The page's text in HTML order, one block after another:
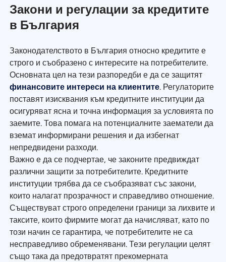
Закони и регулации за кредитите
в България
Законодателството в България относно кредитите е
строго и съобразено с интересите на потребителите.
Основната цел на тези разпоредби е да се защитят
финансовите интереси на клиентите. Регулаторите
поставят изисквания към кредитните институции да
осигуряват ясна и точна информация за условията по
заемите. Това помага на потенциалните заематели да
вземат информирани решения и да избегнат
непредвидени разходи.
Важно е да се подчертае, че законите предвиждат
различни защити за потребителите. Кредитните
институции трябва да се съобразяват със закони,
които налагат прозрачност и справедливо отношение.
Съществуват строго определени граници за лихвите и
таксите, които фирмите могат да начисляват, като по
този начин се гарантира, че потребителите не са
несправедливо обременявани. Тези регулации целят
също така да предотвратят прекомерната